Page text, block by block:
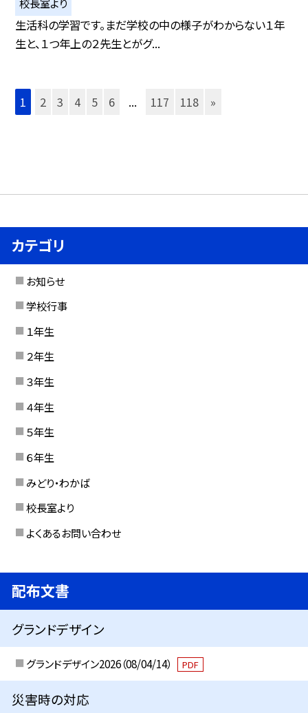
生活科の学習です。まだ学校の中の様子がわからない１年
生と、１つ年上の２先生とがグ...
1 2 3 4 5 6 ... 117 118 »
カテゴリ
お知らせ
学校行事
１年生
２年生
３年生
４年生
５年生
６年生
みどり・わかば
校長室より
よくあるお問い合わせ
配布文書
グランドデザイン
グランドデザイン2026（08/04/14） PDF
災害時の対応